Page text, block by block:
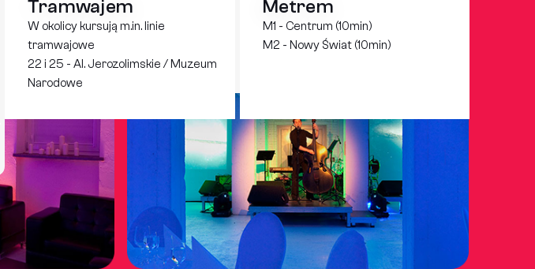
Tramwajem
W okolicy kursują m.in. linie
tramwajowe
22 i 25 - Al. Jerozolimskie / Muzeum
Narodowe
Metrem
M1 - Centrum (10min)
M2 - Nowy Świat (10min)